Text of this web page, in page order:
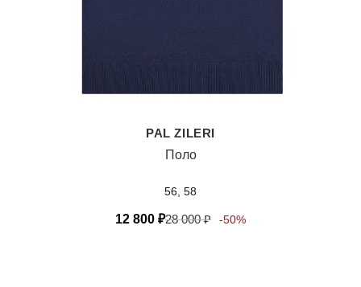
PAL ZILERI
Поло
56, 58
12 800 ₽28 000₽ -50%